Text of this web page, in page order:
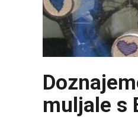
muljale s